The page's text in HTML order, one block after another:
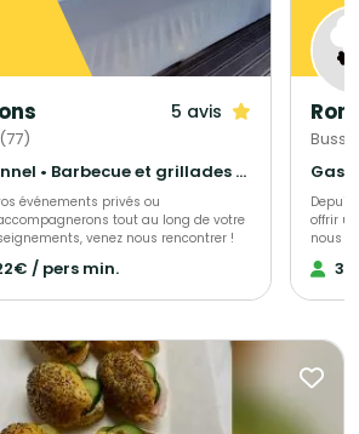
5 avis
Français Traditionnel • Barbecue et grillades • Gastronomique
événements privés ou
tout au long de votre
venez nous rencontrer !
/ pers min.
offrir
nous
auprès